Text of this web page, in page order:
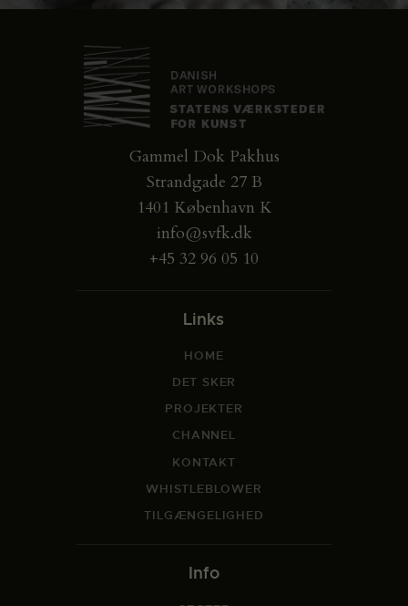
Gammel Dok Pakhus
Strandgade 27 B
1401 København K
info@svfk.dk
+45 32 96 05 10
Links
HOME
DET SKER
PROJEKTER
CHANNEL
KONTAKT
WHISTLEBLOWER
TILGÆNGELIGHED
Info